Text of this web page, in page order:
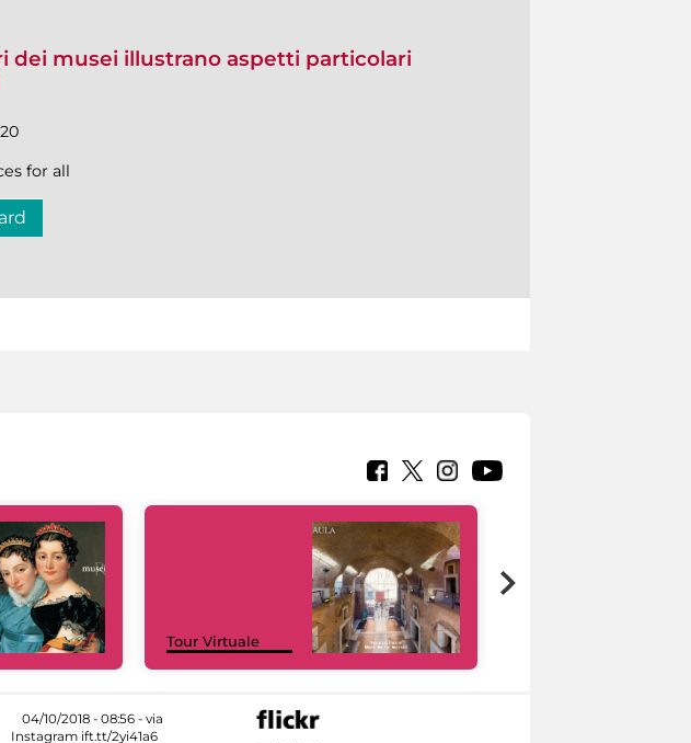
dei musei illustrano aspetti particolari
for all
Tour Virtuale